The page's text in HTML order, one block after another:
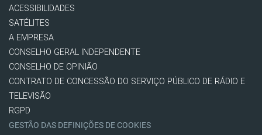
ACESSIBILIDADES
SATÉLITES
A EMPRESA
CONSELHO GERAL INDEPENDENTE
CONSELHO DE OPINIÃO
CONTRATO DE CONCESSÃO DO SERVIÇO PÚBLICO DE RÁDIO E
TELEVISÃO
RGPD
GESTÃO DAS DEFINIÇÕES DE COOKIES